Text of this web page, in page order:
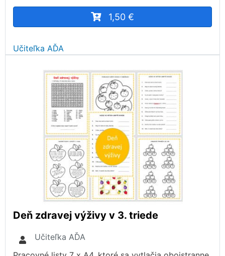
1,50 €
Učiteľka AĎA
Deň zdravej výživy v 3. triede
Učiteľka AĎA